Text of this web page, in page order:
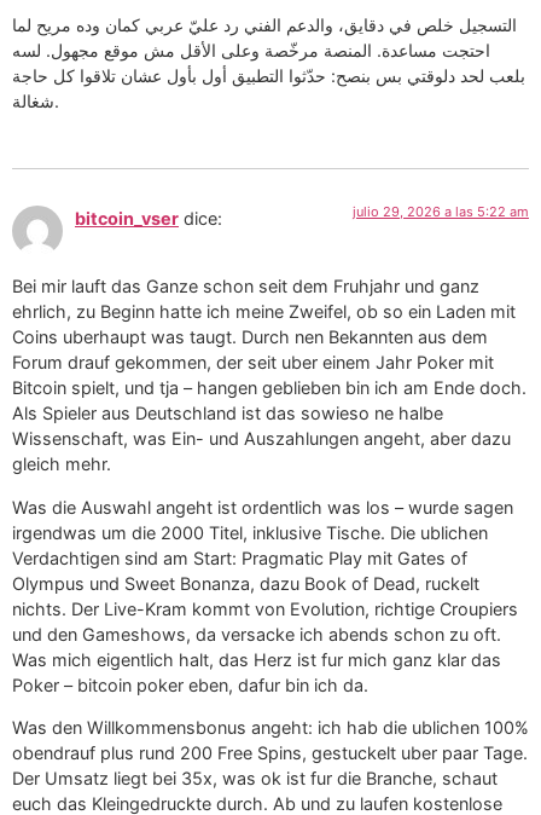
التسجيل خلص في دقايق، والدعم الفني رد عليّ عربي كمان وده مريح لما
احتجت مساعدة. المنصة مرخّصة وعلى الأقل مش موقع مجهول. لسه
بلعب لحد دلوقتي بس بنصح: حدّثوا التطبيق أول بأول عشان تلاقوا كل حاجة
شغالة.
bitcoin_vser dice: julio 29, 2026 a las 5:22 am
Bei mir lauft das Ganze schon seit dem Fruhjahr und ganz
ehrlich, zu Beginn hatte ich meine Zweifel, ob so ein Laden mit
Coins uberhaupt was taugt. Durch nen Bekannten aus dem
Forum drauf gekommen, der seit uber einem Jahr Poker mit
Bitcoin spielt, und tja – hangen geblieben bin ich am Ende doch.
Als Spieler aus Deutschland ist das sowieso ne halbe
Wissenschaft, was Ein- und Auszahlungen angeht, aber dazu
gleich mehr.
Was die Auswahl angeht ist ordentlich was los – wurde sagen
irgendwas um die 2000 Titel, inklusive Tische. Die ublichen
Verdachtigen sind am Start: Pragmatic Play mit Gates of
Olympus und Sweet Bonanza, dazu Book of Dead, ruckelt
nichts. Der Live-Kram kommt von Evolution, richtige Croupiers
und den Gameshows, da versacke ich abends schon zu oft.
Was mich eigentlich halt, das Herz ist fur mich ganz klar das
Poker – bitcoin poker eben, dafur bin ich da.
Was den Willkommensbonus angeht: ich hab die ublichen 100%
obendrauf plus rund 200 Free Spins, gestuckelt uber paar Tage.
Der Umsatz liegt bei 35x, was ok ist fur die Branche, schaut
euch das Kleingedruckte durch. Ab und zu laufen kostenlose